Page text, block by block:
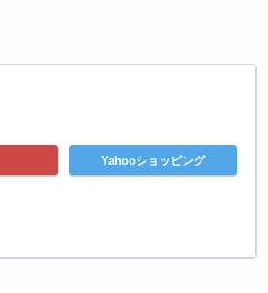
Yahooショッピング